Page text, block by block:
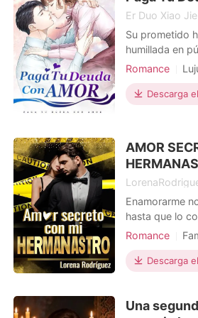
atrás, mucho
Er Duo Xiao Jie
Su prometido
humillada en
podía tolerar
hacia el
de todos. Sin
suspiro de
Romance
Trampa
Descarga
AMOR
Enamorarme
hasta que lo
hermanastro.
a nuestra
nuestros
separarnos y
Romance
Relación
Amor a
Descarga
Una